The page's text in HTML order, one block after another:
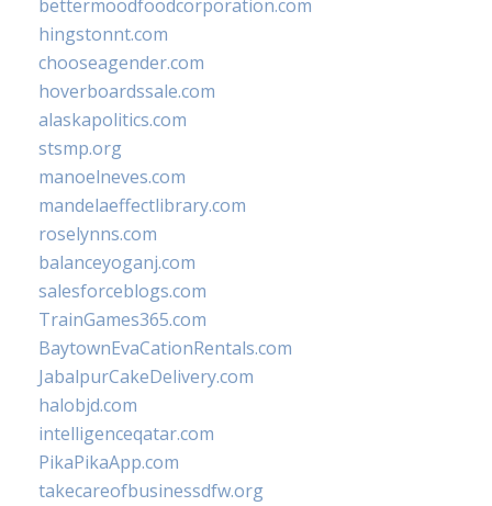
bettermoodfoodcorporation.com
hingstonnt.com
chooseagender.com
hoverboardssale.com
alaskapolitics.com
stsmp.org
manoelneves.com
mandelaeffectlibrary.com
roselynns.com
balanceyoganj.com
salesforceblogs.com
TrainGames365.com
BaytownEvaCationRentals.com
JabalpurCakeDelivery.com
halobjd.com
intelligenceqatar.com
PikaPikaApp.com
takecareofbusinessdfw.org